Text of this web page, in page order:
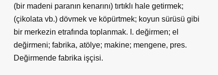
(bir madeni paranın kenarını) tırtıklı hale getirmek;
(çikolata vb.) dövmek ve köpürtmek; koyun sürüsü gibi
bir merkezin etrafında toplanmak. I. değirmen; el
değirmeni; fabrika, atölye; makine; mengene, pres.
Değirmende fabrika işçisi.